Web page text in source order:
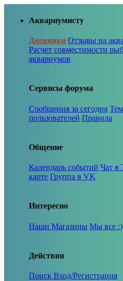
Аквариумисту
Дневники Отзывы на
Расчет совместимости
аквариумов
Сервисы форума
Сообщения за сегодня
пользователей Правила
Общение
Календарь событий Чат в
карте Группа в VK
Интересно
Наши Магазины Мы все :)
Действия
Поиск Вход/Регистрация